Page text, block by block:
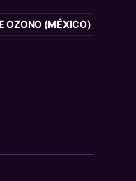
OZONO (MÉXICO)